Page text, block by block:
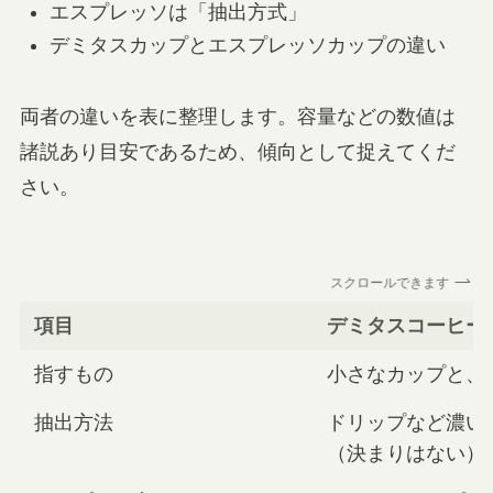
エスプレッソは「抽出方式」
デミタスカップとエスプレッソカップの違い
両者の違いを表に整理します。容量などの数値は
諸説あり目安であるため、傾向として捉えてくだ
さい。
スクロールできます
項目 デミタスコーヒー
指すもの 小さなカップと、
抽出方法
ドリップなど濃
（決まりはない）